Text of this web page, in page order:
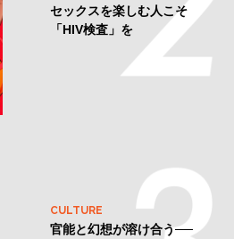
セックスを楽しむ人こそ
「HIV検査」を
CULTURE
官能と幻想が溶け合う──